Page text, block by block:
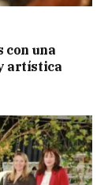
con una
artística